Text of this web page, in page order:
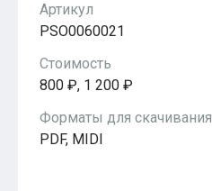
Артикул
PSO0060021
Стоимость
800 ₽, 1 200 ₽
Форматы для скачивания
PDF, MIDI